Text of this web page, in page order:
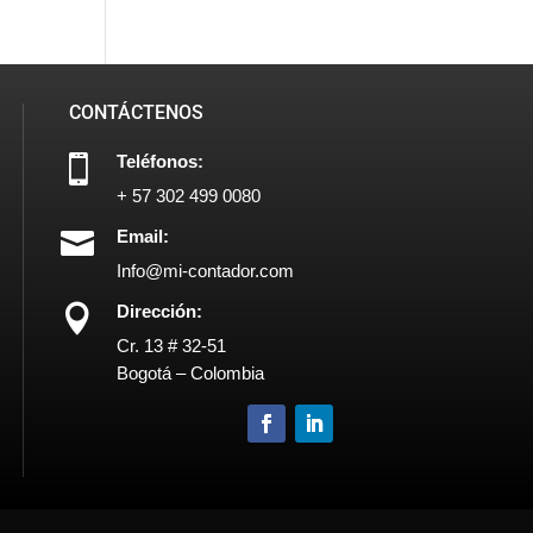
CONTÁCTENOS

Teléfonos:
+ 57 302 499 0080

Email:
Info@mi-contador.com

Dirección:
Cr. 13 # 32-51
Bogotá – Colombia